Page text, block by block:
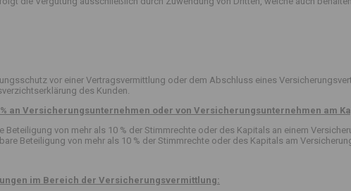
vor einer Vertragsvermittlung oder dem Abschluss eines
des Kunden.
an Versicherungsunternehmen oder von Versicherungsunternehmen am
von mehr als 10 % der Stimmrechte oder des Kapitals an einem
Beteiligung von mehr als 10 % der Stimmrechte oder des Kapitals am
im Bereich der Versicherungsvermittlung: